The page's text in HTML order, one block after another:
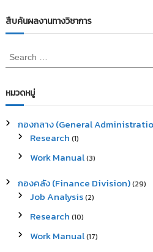
สืบค้นผลงานทางวิชาการ
e
r
c
f
หมวดหมู่
กองกลาง (General
Research (1)
Work Manual(3)
กองคลัง (Finance Division)(29)
Job Analysis(2)
Research (10)
Work Manual(17)